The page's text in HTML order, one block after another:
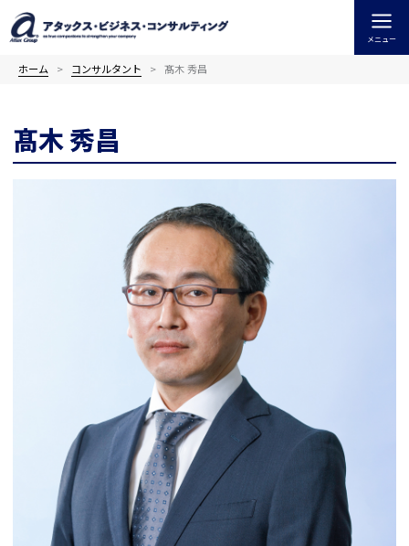
容
メニュー
ホーム コンサルタント 髙木 秀昌
髙木 秀昌